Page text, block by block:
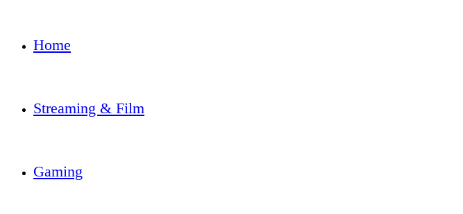
Home
Streaming & Film
Gaming